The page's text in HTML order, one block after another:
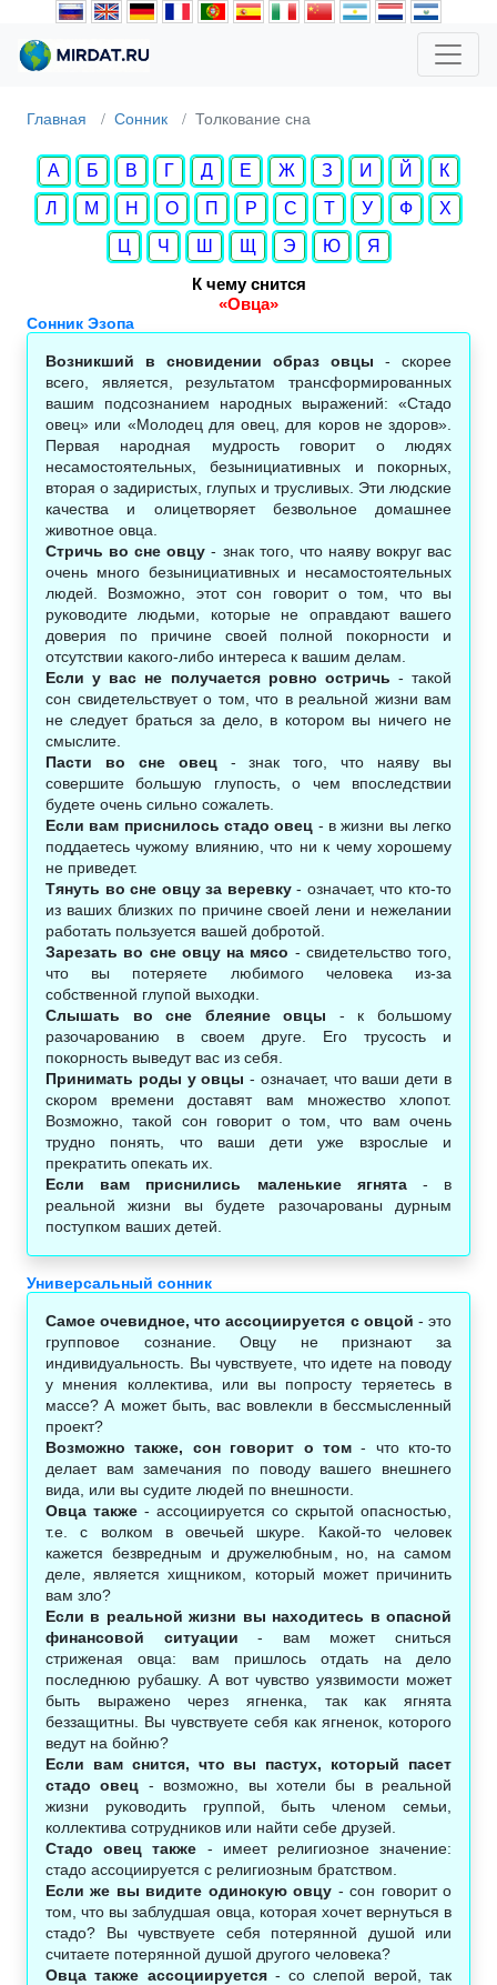
Главная Сонник Толкование сна
А Б В Г Д Е Ж З И Й
К
Л
М Н О П Р С Т У Ф
Х
Ц
Ч Ш Щ Э Ю
Я
К чему снится
«Овца»
Сонник Эзопа
Возникший в сновидении образ овцы - скорее
всего, является, результатом трансформированных
вашим подсознанием народных выражений: «Стадо
овец» или «Молодец для овец, для коров не здоров».
Первая народная мудрость говорит о людях
несамостоятельных, безынициативных и покорных,
вторая о задиристых, глупых и трусливых. Эти людские
качества и олицетворяет безвольное домашнее
животное овца.
Стричь во сне овцу - знак того, что наяву вокруг вас
очень много безынициативных и несамостоятельных
людей. Возможно, этот сон говорит о том, что вы
руководите людьми, которые не оправдают вашего
доверия по причине своей полной покорности и
отсутствии какого-либо интереса к вашим делам.
Если у вас не получается ровно остричь - такой
сон свидетельствует о том, что в реальной жизни вам
не следует браться за дело, в котором вы ничего не
смыслите.
Пасти во сне овец- знак того, что наяву вы
совершите большую глупость, о чем впоследствии
будете очень сильно сожалеть.
Если вам приснилось стадо овец - в жизни вы легко
поддаетесь чужому влиянию, что ни к чему хорошему
не приведет.
Тянуть во сне овцу за веревку- означает, что кто-то
из ваших близких по причине своей лени и нежелании
работать пользуется вашей добротой.
Зарезать во сне овцу на мясо - свидетельство того,
что вы потеряете любимого человека из-за
собственной глупой выходки.
Слышать во сне блеяние овцы - к большому
разочарованию в своем друге. Его трусость и
покорность выведут вас из себя.
Принимать роды у овцы - означает, что ваши дети в
скором времени доставят вам множество хлопот.
Возможно, такой сон говорит о том, что вам очень
трудно понять, что ваши дети уже взрослые и
прекратить опекать их.
Если вам приснились маленькие ягнята- в
реальной жизни вы будете разочарованы дурным
поступком ваших детей.
Универсальный сонник
Самое очевидное, что ассоциируется с овцой - это
групповое сознание. Овцу не признают за
индивидуальность. Вы чувствуете, что идете на поводу
у мнения коллектива, или вы попросту теряетесь в
массе? А может быть, вас вовлекли в бессмысленный
проект?
Возможно также, сон говорит о том- что кто-то
делает вам замечания по поводу вашего внешнего
вида, или вы судите людей по внешности.
Овца также - ассоциируется со скрытой опасностью,
т.е. с волком в овечьей шкуре. Какой-то человек
кажется безвредным и дружелюбным, но, на самом
деле, является хищником, который может причинить
вам зло?
Если в реальной жизни вы находитесь в опасной
финансовой ситуации - вам может сниться
стриженая овца: вам пришлось отдать на дело
последнюю рубашку. А вот чувство уязвимости может
быть выражено через ягненка, так как ягнята
беззащитны. Вы чувствуете себя как ягненок, которого
ведут на бойню?
Если вам снится, что вы пастух, который пасет
стадо овец - возможно, вы хотели бы в реальной
жизни руководить группой, быть членом семьи,
коллектива сотрудников или найти себе друзей.
Стадо овец также - имеет религиозное значение:
стадо ассоциируется с религиозным братством.
Если же вы видите одинокую овцу - сон говорит о
том, что вы заблудшая овца, которая хочет вернуться в
стадо? Вы чувствуете себя потерянной душой или
считаете потерянной душой другого человека?
Овца также ассоциируется- со слепой верой, так